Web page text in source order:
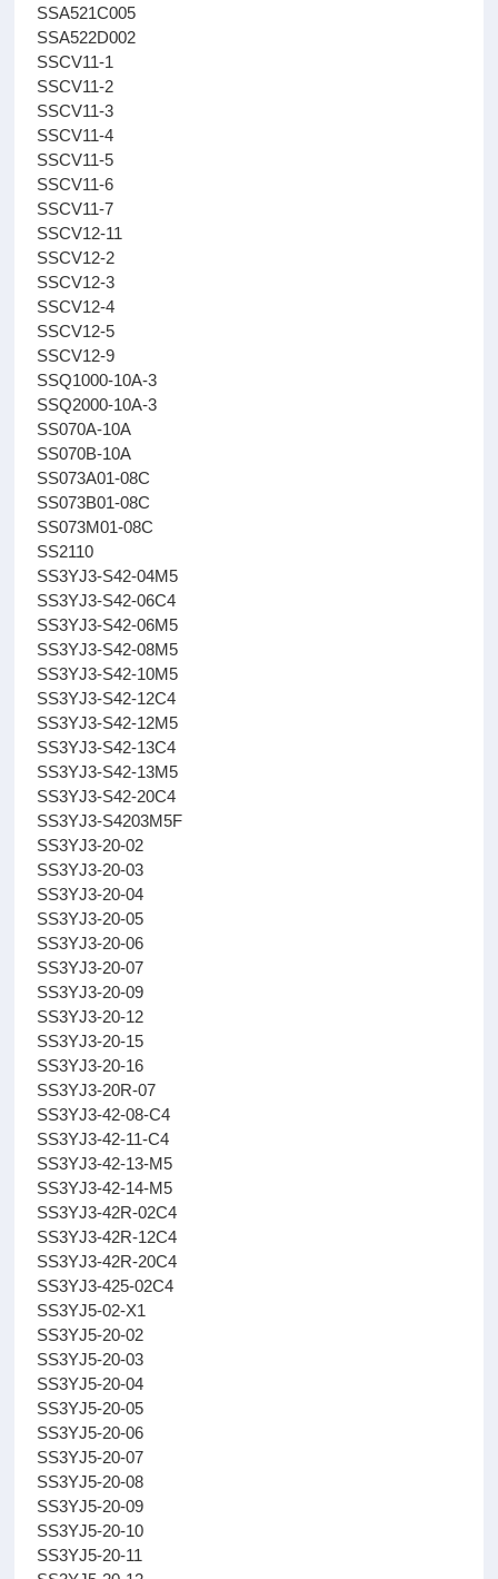
SSA521C005
SSA522D002
SSCV11-1
SSCV11-2
SSCV11-3
SSCV11-4
SSCV11-5
SSCV11-6
SSCV11-7
SSCV12-11
SSCV12-2
SSCV12-3
SSCV12-4
SSCV12-5
SSCV12-9
SSQ1000-10A-3
SSQ2000-10A-3
SS070A-10A
SS070B-10A
SS073A01-08C
SS073B01-08C
SS073M01-08C
SS2110
SS3YJ3-S42-04M5
SS3YJ3-S42-06C4
SS3YJ3-S42-06M5
SS3YJ3-S42-08M5
SS3YJ3-S42-10M5
SS3YJ3-S42-12C4
SS3YJ3-S42-12M5
SS3YJ3-S42-13C4
SS3YJ3-S42-13M5
SS3YJ3-S42-20C4
SS3YJ3-S4203M5F
SS3YJ3-20-02
SS3YJ3-20-03
SS3YJ3-20-04
SS3YJ3-20-05
SS3YJ3-20-06
SS3YJ3-20-07
SS3YJ3-20-09
SS3YJ3-20-12
SS3YJ3-20-15
SS3YJ3-20-16
SS3YJ3-20R-07
SS3YJ3-42-08-C4
SS3YJ3-42-11-C4
SS3YJ3-42-13-M5
SS3YJ3-42-14-M5
SS3YJ3-42R-02C4
SS3YJ3-42R-12C4
SS3YJ3-42R-20C4
SS3YJ3-425-02C4
SS3YJ5-02-X1
SS3YJ5-20-02
SS3YJ5-20-03
SS3YJ5-20-04
SS3YJ5-20-05
SS3YJ5-20-06
SS3YJ5-20-07
SS3YJ5-20-08
SS3YJ5-20-09
SS3YJ5-20-10
SS3YJ5-20-11